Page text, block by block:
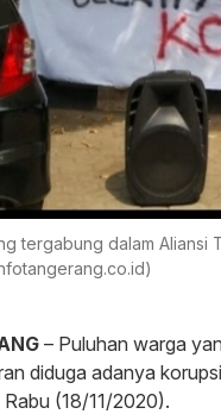
tergabung dalam Aliansi
– Puluhan warga
diduga adanya
(18/11/2020).